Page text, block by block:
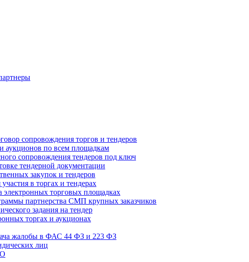
сопровождения торгов и тендеров
аукционов по всем площадкам
сопровождения тендеров под ключ
тендерной документации
закупок и тендеров
в торгах и тендерах
электронных торговых площадках
партнерства СМП крупных заказчиков
задания на тендер
торгах и аукционах
жалобы в ФАС 44 ФЗ и 223 ФЗ
лиц